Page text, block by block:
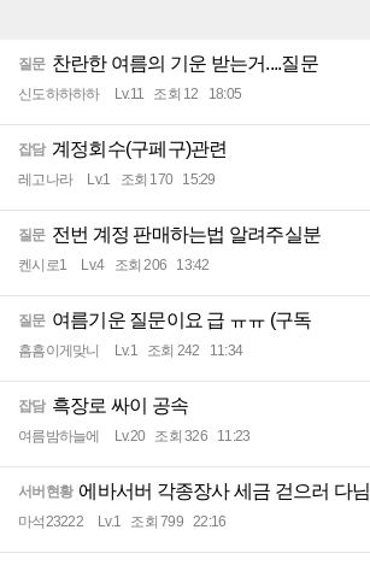
질문 찬란한 여름의 기운 받는거....질문
신도하하하하 Lv.11 조회 12 18:05
잡담 계정회수(구페구)관련
레고나라 Lv.1 조회 170 15:29
질문 전번 계정 판매하는법 알려주실분
켄시로1 Lv.4 조회 206 13:42
질문 여름기운 질문이요 급 ㅠㅠ (구독
흠흠이게맞니 Lv.1 조회 242 11:34
잡담 흑장로 싸이 공속
여름밤하늘에 Lv.20 조회 326 11:23
서버현황 에바서버 각종장사 세금 걷으러 다님
마석23222 Lv.1 조회 799 22:16